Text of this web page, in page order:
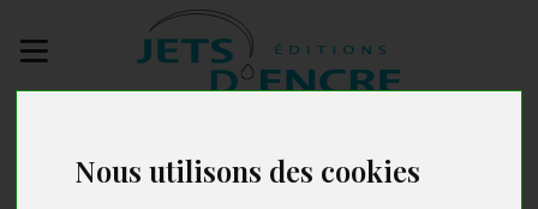
Nous utilisons des cookies